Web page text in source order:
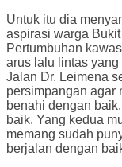
Untuk itu dia
aspirasi warga
Pertumbuhan
arus lalu lintas
Jalan Dr. Leimena
persimpangan agar
benahi dengan
baik. Yang kedua
memang sudah
berjalan dengan